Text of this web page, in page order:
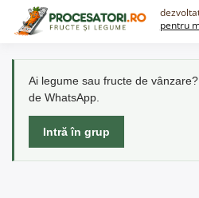
pentru
Ai legume sau fructe de
de WhatsApp.
Intră în grup